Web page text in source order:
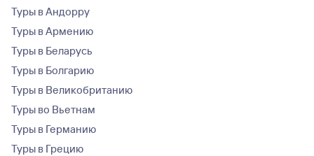
Туры в Андорру
Туры в Армению
Туры в Беларусь
Туры в Болгарию
Туры в Великобританию
Туры во Вьетнам
Туры в Германию
Туры в Грецию